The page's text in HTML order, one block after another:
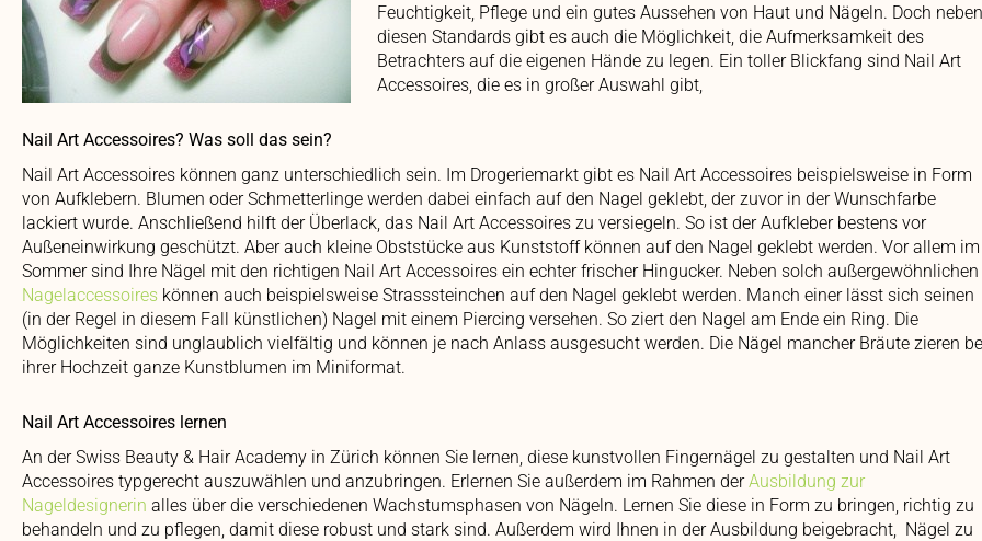
Feuchtigkeit, Pflege und ein gutes Aussehen von Haut und Nägeln. Doch neben
diesen Standards gibt es auch die Möglichkeit, die Aufmerksamkeit des
Betrachters auf die eigenen Hände zu legen. Ein toller Blickfang sind Nail Art
Accessoires, die es in großer Auswahl gibt,
Nail Art Accessoires? Was soll das sein?
Nail Art Accessoires können ganz unterschiedlich sein. Im Drogeriemarkt gibt es Nail Art Accessoires beispielsweise in Form
von Aufklebern. Blumen oder Schmetterlinge werden dabei einfach auf den Nagel geklebt, der zuvor in der Wunschfarbe
lackiert wurde. Anschließend hilft der Überlack, das Nail Art Accessoires zu versiegeln. So ist der Aufkleber bestens vor
Außeneinwirkung geschützt. Aber auch kleine Obststücke aus Kunststoff können auf den Nagel geklebt werden. Vor allem im
Sommer sind Ihre Nägel mit den richtigen Nail Art Accessoires ein echter frischer Hingucker. Neben solch außergewöhnlichen
Nagelaccessoires können auch beispielsweise Strasssteinchen auf den Nagel geklebt werden. Manch einer lässt sich seinen
(in der Regel in diesem Fall künstlichen) Nagel mit einem Piercing versehen. So ziert den Nagel am Ende ein Ring. Die
Möglichkeiten sind unglaublich vielfältig und können je nach Anlass ausgesucht werden. Die Nägel mancher Bräute zieren
ihrer Hochzeit ganze Kunstblumen im Miniformat.
Nail Art Accessoires lernen
An der Swiss Beauty & Hair Academy in Zürich können Sie lernen, diese kunstvollen Fingernägel zu gestalten und Nail Art
Accessoires typgerecht auszuwählen und anzubringen. Erlernen Sie außerdem im Rahmen derAusbildung zur
Nageldesignerin alles über die verschiedenen Wachstumsphasen von Nägeln. Lernen Sie diese in Form zu bringen, richtig zu
behandeln und zu pflegen, damit diese robust und stark sind. Außerdem wird Ihnen in der Ausbildung beigebracht, Nägel zu